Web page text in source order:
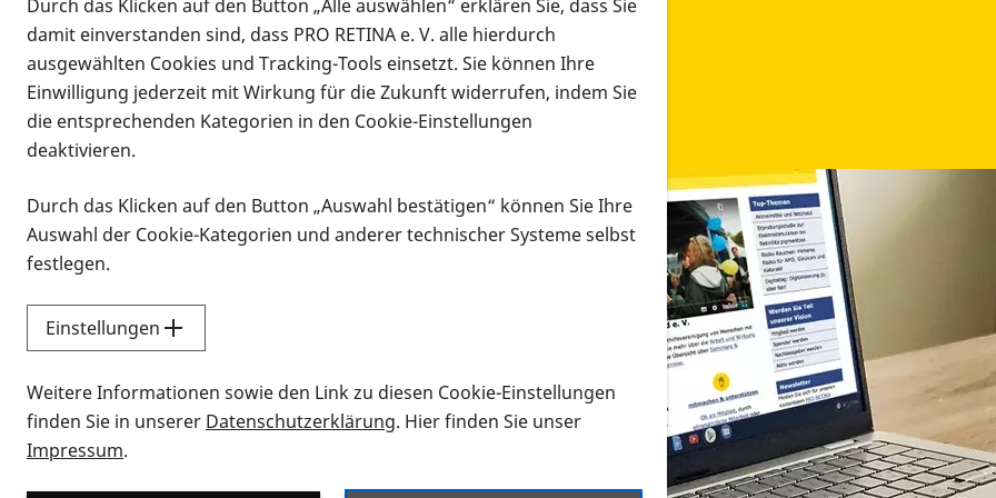
Infomaterial
Infomaterial
Vorlesen
Alle Infomaterialien in verschiedenen Formaten an
Sie möchten wissen, wie Sie nach Infonmaterial suchen und dieses bestellen bzw. herunterladen
Durch das Klicken auf den Button „Alle auswählen“ erklären Sie, dass Sie
damit einverstanden sind, dass PRO RETINA e. V. alle hierdurch
ausgewählten Cookies und Tracking-Tools einsetzt. Sie können Ihre
Einwilligung jederzeit mit Wirkung für die Zukunft widerrufen, indem Sie
die entsprechenden Kategorien in den Cookie-Einstellungen
deaktivieren.
Durch das Klicken auf den Button „Auswahl bestätigen“ können Sie Ihre
Auswahl der Cookie-Kategorien und anderer technischer Systeme selbst
festlegen.
Einstellungen
Weitere Informationen sowie den Link zu diesen Cookie-Einstellungen
finden Sie in unserer Datenschutzerklärung. Hier finden Sie unser
Impressum.